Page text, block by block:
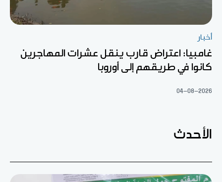
أخبار
غامبيا: اعتراض قارب ينقل عشرات المهاجرين
كانوا في طريقهم إلى أوروبا
04-08-2026
الأحدث